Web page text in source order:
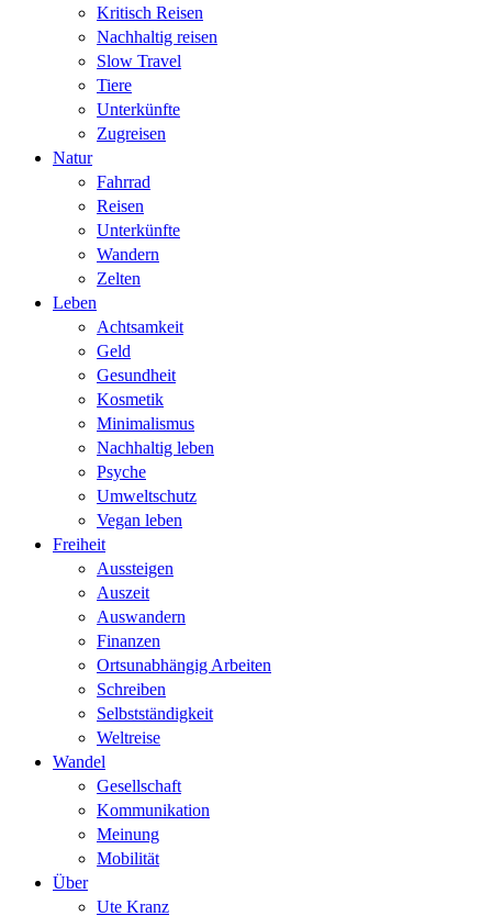
Kritisch Reisen
Nachhaltig reisen
Slow Travel
Tiere
Unterkünfte
Zugreisen
Natur
Fahrrad
Reisen
Unterkünfte
Wandern
Zelten
Leben
Achtsamkeit
Geld
Gesundheit
Kosmetik
Minimalismus
Nachhaltig leben
Psyche
Umweltschutz
Vegan leben
Freiheit
Aussteigen
Auszeit
Auswandern
Finanzen
Ortsunabhängig Arbeiten
Schreiben
Selbstständigkeit
Weltreise
Wandel
Gesellschaft
Kommunikation
Meinung
Mobilität
Über
Ute Kranz